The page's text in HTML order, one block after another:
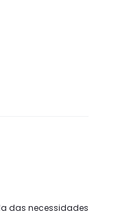
das necessidades